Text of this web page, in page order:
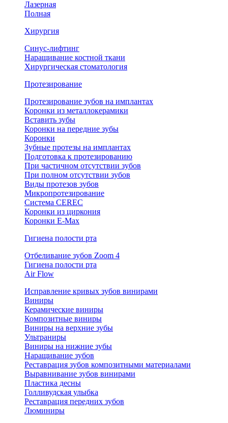
Лазерная
Полная
Хирургия
Синус-лифтинг
Наращивание костной ткани
Хирургическая стоматология
Протезирование
Протезирование зубов на имплантах
Коронки из металлокерамики
Вставить зубы
Коронки на передние зубы
Коронки
Зубные протезы на имплантах
Подготовка к протезированию
При частичном отсутствии зубов
При полном отсутствии зубов
Виды протезов зубов
Микропротезирование
Система CEREC
Коронки из циркония
Коронки E-Max
Гигиена полости рта
Отбеливание зубов Zoom 4
Гигиена полости рта
Air Flow
Исправление кривых зубов винирами
Виниры
Керамические виниры
Композитные виниры
Виниры на верхние зубы
Ультраниры
Виниры на нижние зубы
Наращивание зубов
Реставрация зубов композитными материалами
Выравнивание зубов винирами
Пластика десны
Голливудская улыбка
Реставрация передних зубов
Люминиры